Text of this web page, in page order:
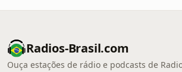
Radios-Brasil.com
Ouça estações de rádio e podcasts de